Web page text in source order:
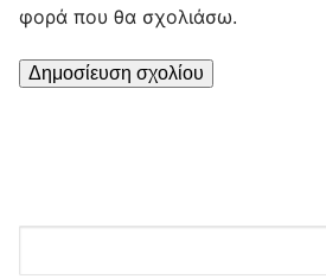
φορά που θα σχολιάσω.